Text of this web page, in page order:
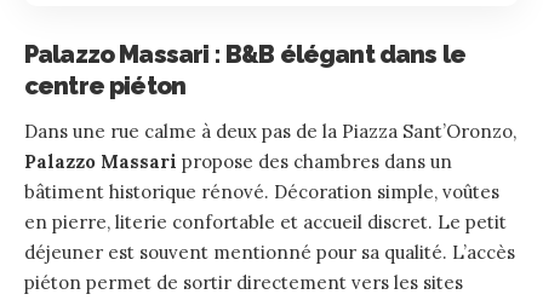
Palazzo Massari : B&B élégant dans le
centre piéton
Dans une rue calme à deux pas de la Piazza Sant’Oronzo,
Palazzo Massari propose des chambres dans un
bâtiment historique rénové. Décoration simple, voûtes
en pierre, literie confortable et accueil discret. Le petit
déjeuner est souvent mentionné pour sa qualité. L’accès
piéton permet de sortir directement vers les sites